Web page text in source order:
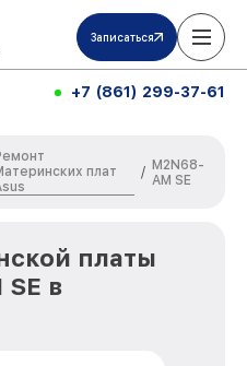
Записаться
+7 (861) 299-37-61
плат
/ M2N68-
AM SE
платы
в